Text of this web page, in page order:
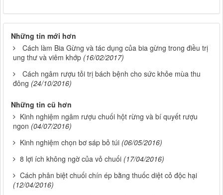
Những tin mới hơn
Cách làm Bia Gừng và tác dụng của bia gừng trong điều trị
ung thư và viêm khớp (16/02/2017)
Cách ngâm rượu tỏi trị bách bệnh cho sức khỏe mùa thu
đông (24/10/2016)
Những tin cũ hơn
Kinh nghiệm ngâm rượu chuối hột rừng và bí quyết rượu
ngon (04/07/2016)
Kinh nghiệm chọn bơ sáp bỏ túi (06/05/2016)
8 lợi ích không ngờ của vỏ chuối (17/04/2016)
Cách phân biệt chuối chín ép bằng thuốc diệt cỏ độc hại
(12/04/2016)